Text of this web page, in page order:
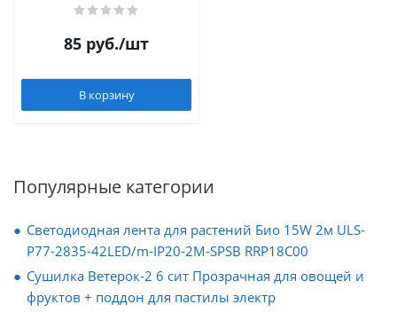
85 руб./шт
В корзину
Популярные категории
Светодиодная лента для растений Био 15W 2м ULS-
P77-2835-42LED/m-IP20-2M-SPSB RRP18C00
Сушилка Ветерок-2 6 сит Прозрачная для овощей и
фруктов + поддон для пастилы электр